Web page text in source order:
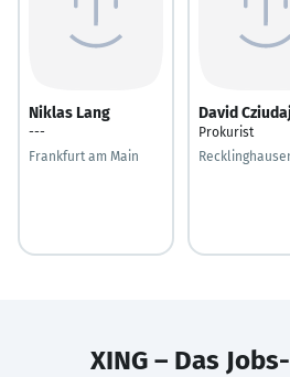
Niklas Lang
---
Frankfurt am Main
David
Prokurist
XING – Das